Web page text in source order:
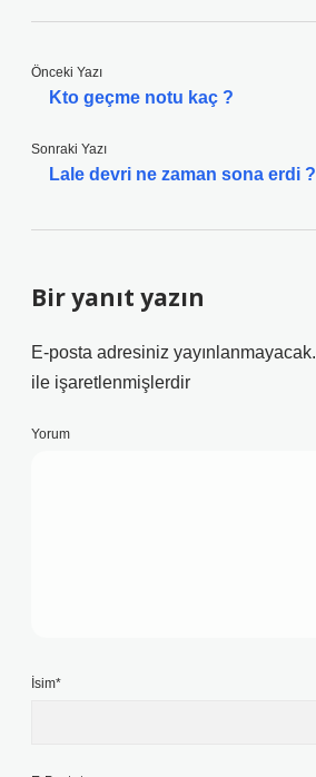
Önceki Yazı
Kto geçme notu kaç ?
Sonraki Yazı
Lale devri ne zaman sona erdi ?
Bir yanıt yazın
E-posta adresiniz yayınlanmayacak.
ile işaretlenmişlerdir
Yorum
İsim*